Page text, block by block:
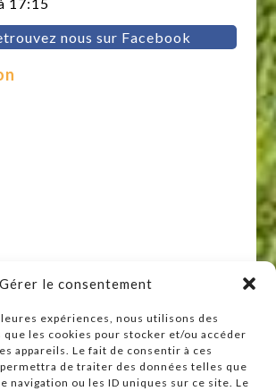
Gérer le consentement
expériences, nous utilisons des
les cookies pour stocker et/ou accéder
appareils. Le fait de consentir à ces
de traiter des données telles que
navigation ou les ID uniques sur ce site. Le
17:15
nous sur Facebook